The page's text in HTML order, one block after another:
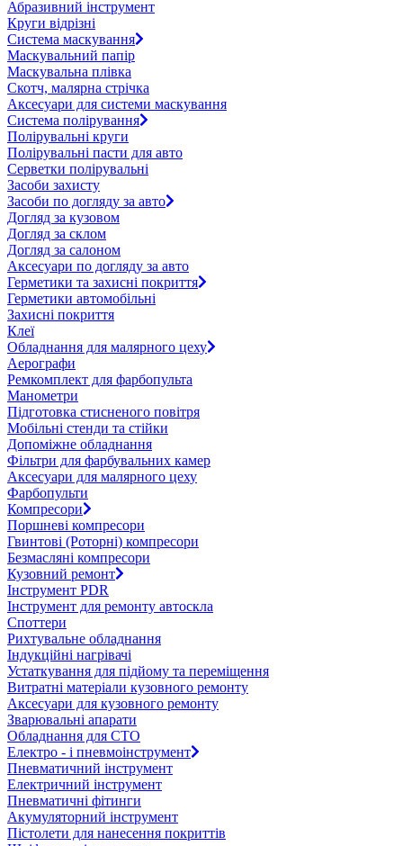
Абразивний інструмент
Круги відрізні
Система маскування
Маскувальний папір
Маскувальна плівка
Скотч, малярна стрічка
Аксесуари для системи маскування
Система полірування
Полірувальні круги
Полірувальні пасти для авто
Серветки полірувальні
Засоби захисту
Засоби по догляду за авто
Догляд за кузовом
Догляд за склом
Догляд за салоном
Аксесуари по догляду за авто
Герметики та захисні покриття
Герметики автомобільні
Захисні покриття
Клеї
Обладнання для малярного цеху
Аерографи
Ремкомплект для фарбопульта
Манометри
Підготовка стисненого повітря
Мобільні стенди та стійки
Допоміжне обладнання
Фільтри для фарбувальних камер
Аксесуари для малярного цеху
Фарбопульти
Компресори
Поршневі компресори
Гвинтові (Роторні) компресори
Безмасляні компресори
Кузовний ремонт
Інструмент PDR
Інструмент для ремонту автоскла
Споттери
Рихтувальне обладнання
Індукційні нагрівачі
Устаткування для підйому та переміщення
Витратні матеріали кузовного ремонту
Аксесуари для кузовного ремонту
Зварювальні апарати
Обладнання для СТО
Електро - і пневмоінструмент
Пневматичний інструмент
Електричний інструмент
Пневматичні фітинги
Акумуляторний інструмент
Пістолети для нанесення покриттів